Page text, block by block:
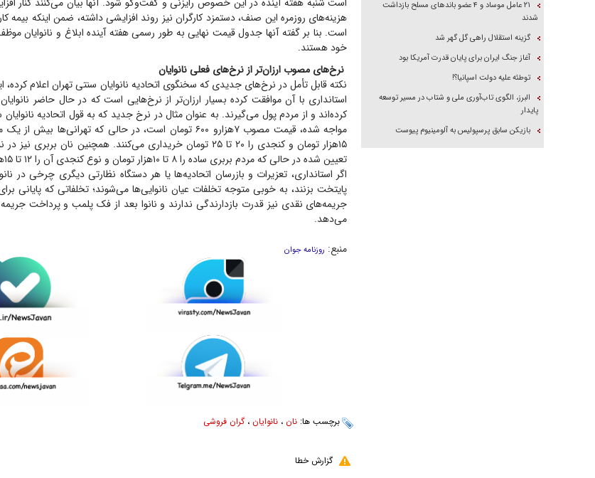
است. بنا بر گفته آنها جدول قیمت نهایی به طور رسمی هفته آینده ابلاغ و نانوایان
خود هستند.
نرخ‌های مصوب ارزان‌تر از نرخ‌های فعلی نانوایان
نکته قابل تأمل در نرخ‌های جدیدی که سخنگوی اتحادیه نانوایان سنتی تهران اعلام
استانداری با آن موافقت کرده بسیار ارزان‌تر از نرخ‌هایی است که در حال حاضر
تعیین شده در حالی که مردم بربری ساده را ۸ تا ۱۰‌هزار تومان و نوع کنجدی آن را ۱۲ تا ۱۵‌هزار تومان خریداری می‌کنند.
اگر استانداری، تعزیرات و بازرسان اتحادیه‌ها یا هر دستگاه نظارتی دیگری چرخی در
پایتخت بزنند، به خوبی متوجه تخلفات عیان نانوایی‌ها می‌شوند؛ تخلفاتی که پایانی
جریمه‌های نقدی نیز قدرت بازدارندگی ندارند و نانوا بعد از فک پلمب و پرداخت جریمه
می‌دهد.
منبع: روزنامه جوان
برچسب ها: نان ، نانوایان ، گران فروشی
گزارش خطا
۲۱ عامل موساد و ۴ عضو باند‌های مسلح بازداشت
شدند
گزینه استقلال راهی گل گهر شد
آغاز جنگ ایران برای پایان قدرت آمریکا بود
توطئه علیه دولت اسپانیا؟!
البرز، الگوی تاب‌آوری ملی و شتاب در مسیر توسعه
پایدار
بازیکن سابق پرسپولیس به آلومینیوم پیوست